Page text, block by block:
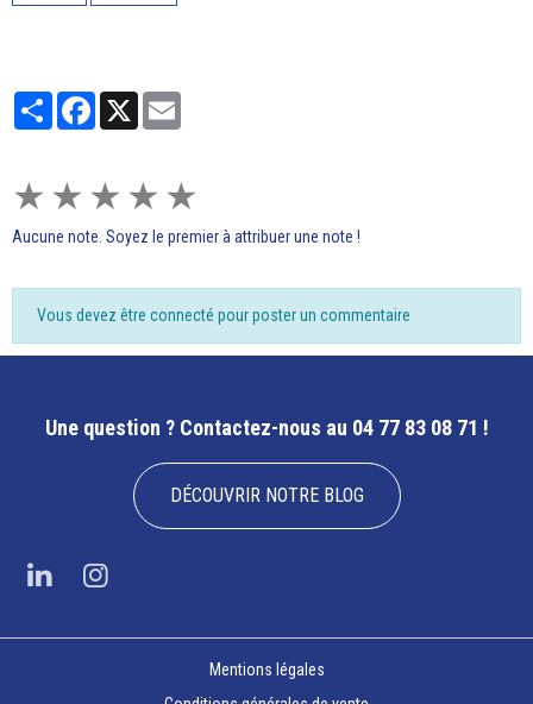
PartagerFacebook
X
★ ★ ★ ★ ★
Aucune note. Soyez le premier à attribuer une note !
Vous devez être connecté pour poster un commentaire
Une question ? Contactez-nous au 04 77 83 08 71 !
DÉCOUVRIR NOTRE BLOG
Mentions légales